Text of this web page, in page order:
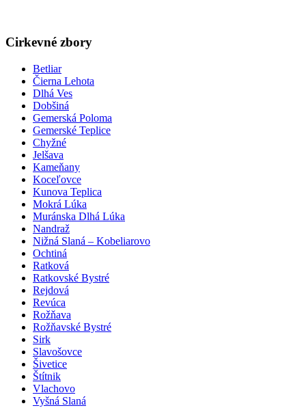
Cirkevné zbory
Betliar
Čierna Lehota
Dlhá Ves
Dobšiná
Gemerská Poloma
Gemerské Teplice
Chyžné
Jelšava
Kameňany
Koceľovce
Kunova Teplica
Mokrá Lúka
Muránska Dlhá Lúka
Nandraž
Nižná Slaná – Kobeliarovo
Ochtiná
Ratková
Ratkovské Bystré
Rejdová
Revúca
Rožňava
Rožňavské Bystré
Sirk
Slavošovce
Šivetice
Štítnik
Vlachovo
Vyšná Slaná